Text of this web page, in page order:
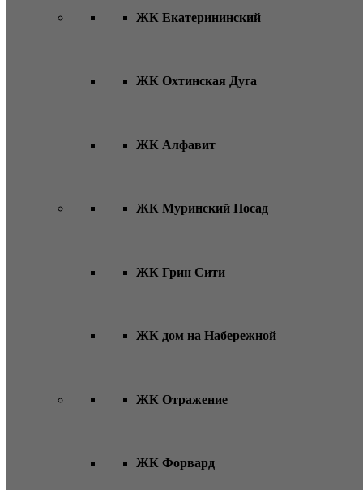
ЖК Екатерининский
ЖК Охтинская Дуга
ЖК Алфавит
ЖК Муринский Посад
ЖК Грин Сити
ЖК дом на Набережной
ЖК Отражение
ЖК Форвард